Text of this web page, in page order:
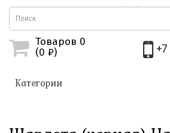
Товаров 0
(0 ₽)
Категории